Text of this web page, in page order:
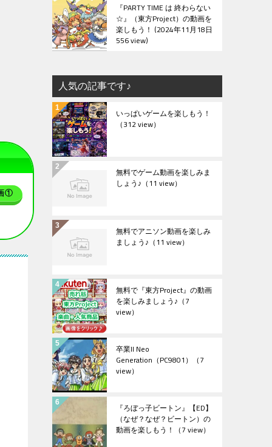
①
『PARTY TIME は 終わらない
☆』（東方Project）の動画を
楽しもう！ 2024年11月18日
556 view
人気の記事です♪
いっぱいゲームを楽しもう！
（312 view）
無料でゲーム動画を楽しみま
しょう♪ （11 view）
無料でアニソン動画を楽しみ
ましょう♪ （11 view）
無料で『東方Project』の動画
を楽しみましょう♪ （7
view）
卒業II Neo
Generation（PC9801） （7
view）
『ろぼっ子ビートン』【ED】
（なぜ？なぜ？ビートン）の
動画を楽しもう！ （7 view）